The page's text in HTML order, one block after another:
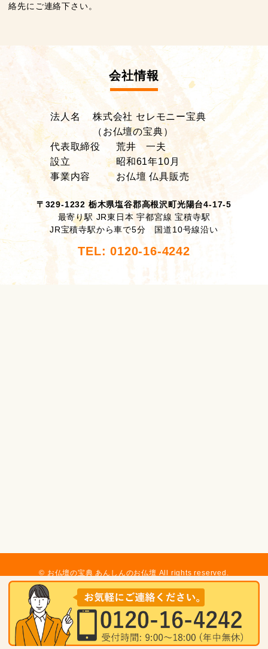
絡先にご連絡下さい。
会社情報
法人名
株式会社 セレモニー宝典
（お仏壇の宝典）
代表取締役
荒井 一夫
設立
昭和61年10月
事業内容
お仏壇 仏具販売
〒329-1232 栃木県塩谷郡高根沢町光陽台4-17-5
最寄り駅 JR東日本 宇都宮線 宝積寺駅
JR宝積寺駅から車で5分 国道10号線沿い
TEL: 0120-16-4242
© お仏壇の宝典 あんしんのお仏壇 All rights reserved.